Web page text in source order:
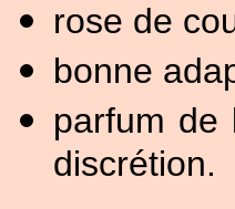
rose de
bonne
parfum
discrétion.